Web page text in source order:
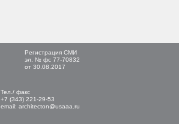
Регистрация СМИ
эл. № фс 77-70832
от 30.08.2017
Тел./ факс
+7 (343) 221-29-53
email: architecton@usaaa.ru